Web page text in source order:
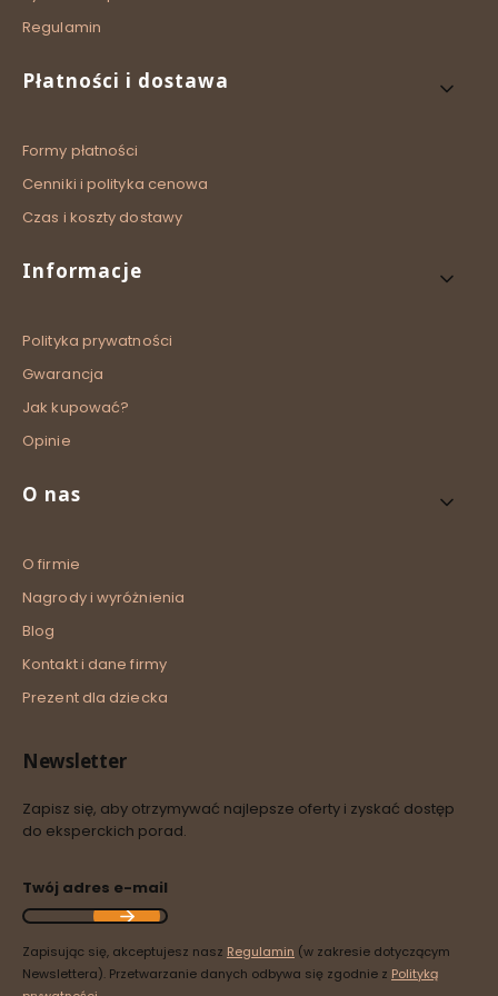
Regulamin
Płatności i dostawa
Formy płatności
Cenniki i polityka cenowa
Czas i koszty dostawy
Informacje
Polityka prywatności
Gwarancja
Jak kupować?
Opinie
O nas
O firmie
Nagrody i wyróżnienia
Blog
Kontakt i dane firmy
Prezent dla dziecka
Newsletter
Zapisz się, aby otrzymywać najlepsze oferty i zyskać dostęp
do eksperckich porad.
Twój adres e-mail
Zapisując się, akceptujesz nasz Regulamin (w zakresie dotyczącym
Newslettera). Przetwarzanie danych odbywa się zgodnie z Polityką